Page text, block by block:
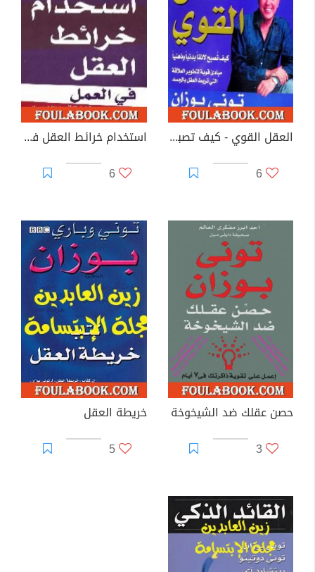
العقل القوي - كيف تصبح لائقا بدنيا وذهنيا
6
استخدام خرائط العقل في العمل
6
حصن عقلك ضد الشيخوخة
3
خريطة العقل
5